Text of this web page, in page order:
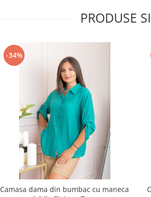
PRODUSE
-34%
Camasa dama din bumbac cu maneca